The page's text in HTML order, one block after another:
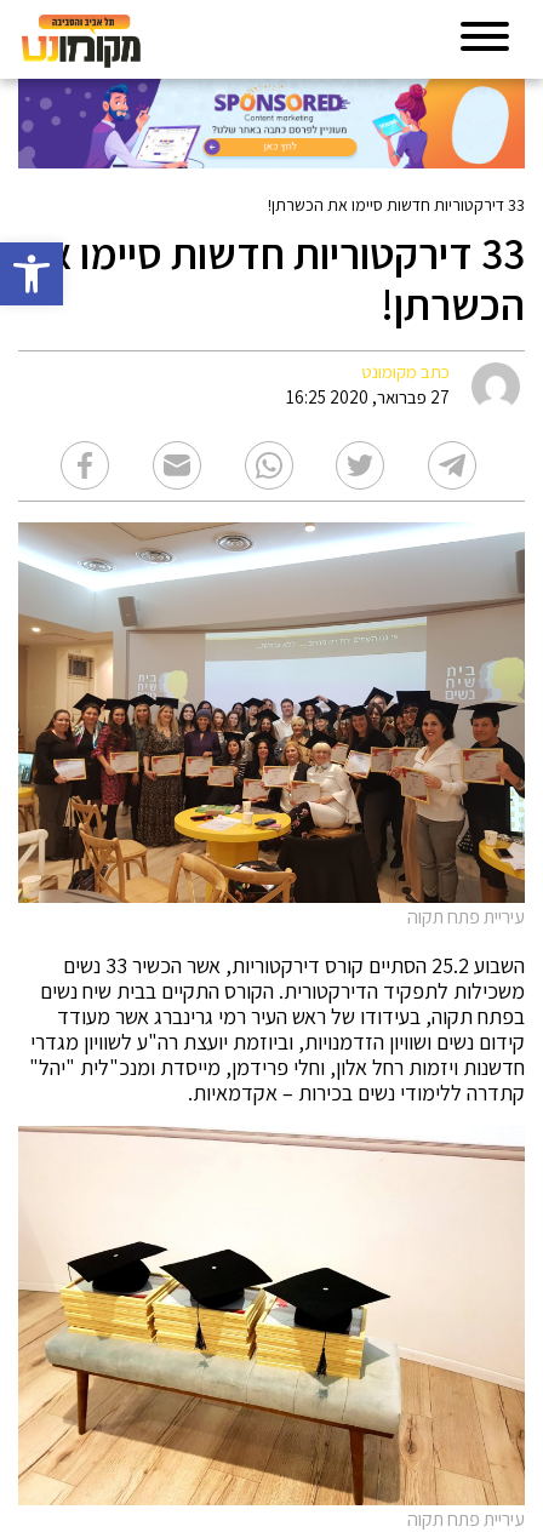
פתח
33 דירקטוריות חדשות סיימו את הכשרתן!
33 דירקטוריות חדשות סיימו את
הכשרתן!
כתב מקומונט
27 פברואר, 2020 16:25
עיריית פתח תקוה
השבוע 25.2 הסתיים קורס דירקטוריות, אשר הכשיר 33 נשים
משכילות לתפקיד הדירקטורית. הקורס התקיים בבית שיח נשים
בפתח תקוה, בעידודו של ראש העיר רמי גרינברג אשר מעודד
קידום נשים ושוויון הזדמנויות, וביוזמת יועצת רה"ע לשוויון מגדרי
חדשנות ויזמות רחל אלון, וחלי פרידמן, מייסדת ומנכ"לית "יהל"
קתדרה ללימודי נשים בכירות – אקדמאיות.
עיריית פתח תקוה